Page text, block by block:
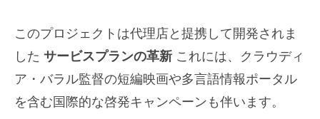
このプロジェクトは代理店と提携して開発されま
した サービスプランの革新 これには、クラウディ
ア・バラル監督の短編映画や多言語情報ポータル
を含む国際的な啓発キャンペーンも伴います。